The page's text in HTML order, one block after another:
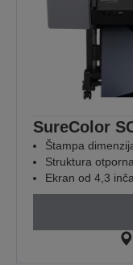
SureColor
Štampa
Struktura
Ekran od 4,3